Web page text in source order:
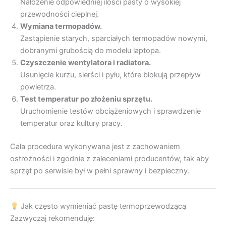
Nałożenie odpowiedniej ilości pasty o wysokiej
przewodności cieplnej.
Wymiana termopadów.
Zastąpienie starych, sparciałych termopadów nowymi,
dobranymi grubością do modelu laptopa.
Czyszczenie wentylatora i radiatora.
Usunięcie kurzu, sierści i pyłu, które blokują przepływ
powietrza.
Test temperatur po złożeniu sprzętu.
Uruchomienie testów obciążeniowych i sprawdzenie
temperatur oraz kultury pracy.
Cała procedura wykonywana jest z zachowaniem
ostrożności i zgodnie z zaleceniami producentów, tak aby
sprzęt po serwisie był w pełni sprawny i bezpieczny.
Jak często wymieniać pastę termoprzewodzącą
Zazwyczaj rekomenduję: